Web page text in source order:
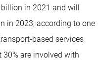
in 2021 and will
in 2023, according to one
based services
30% are involved with